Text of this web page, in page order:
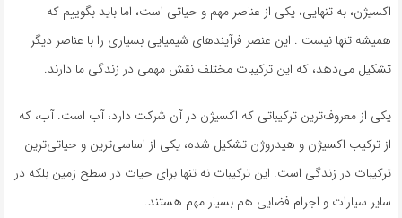
اکسیژن، به تنهایی، یکی از عناصر مهم و حیاتی است، اما باید بگوییم که
همیشه تنها نیست . این عنصر فرآیندهای شیمیایی بسیاری را با عناصر دیگر
تشکیل می‌دهد، که این ترکیبات مختلف نقش مهمی در زندگی ما دارند.
یکی از معروف‌ترین ترکیباتی که اکسیژن در آن شرکت دارد، آب است. آب، که
از ترکیب اکسیژن و هیدروژن تشکیل شده، یکی از اساسی‌ترین و حیاتی‌ترین
ترکیبات در زندگی است. این ترکیبات نه تنها برای حیات در سطح زمین بلکه در
سایر سیارات و اجرام فضایی هم بسیار مهم هستند.